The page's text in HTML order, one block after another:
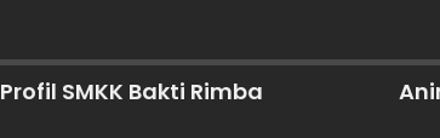
Profil SMKK Bakti Rimba